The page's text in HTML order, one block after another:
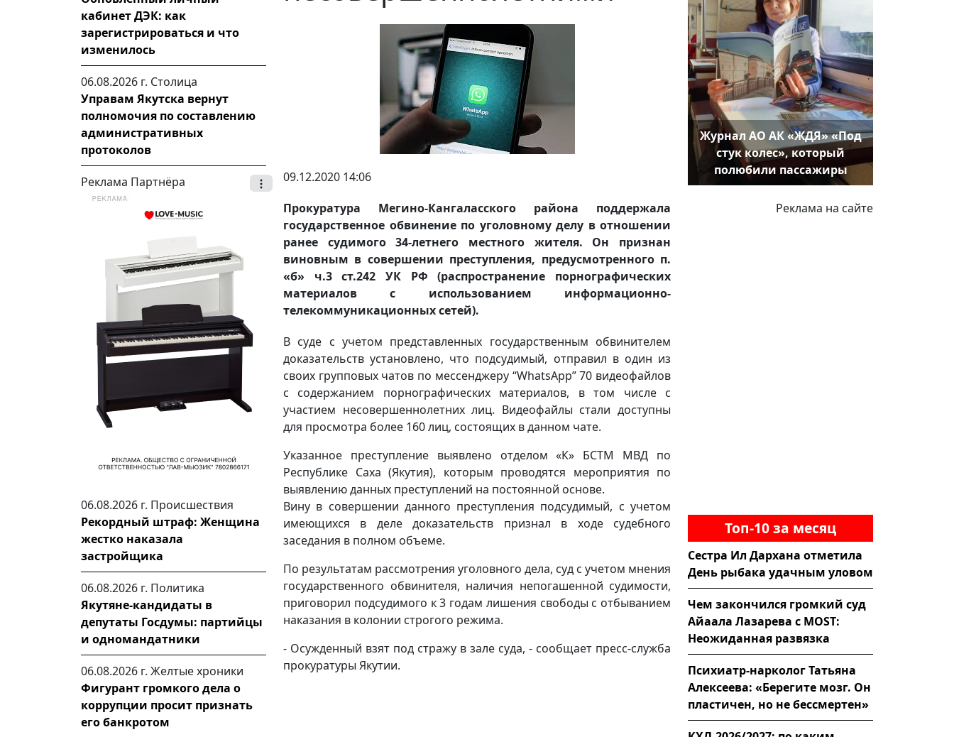
кабинет ДЭК: как
зарегистрироваться и что
изменилось
06.08.2026 г. Столица
Управам Якутска вернут
полномочия по составлению
административных
протоколов
Реклама Партнёра
06.08.2026 г. Происшествия
Рекордный штраф: Женщина
жестко наказала
застройщика
06.08.2026 г. Политика
Якутяне-кандидаты в
депутаты Госдумы: партийцы
и одномандатники
06.08.2026 г. Желтые хроники
Фигурант громкого дела о
коррупции просит признать
его банкротом
09.12.2020 14:06
Прокуратура Мегино-Кангаласского района поддержала
государственное обвинение по уголовному делу в отношении
ранее судимого 34-летнего местного жителя. Он признан
виновным в совершении преступления, предусмотренного п.
«б» ч.3 ст.242 УК РФ (распространение порнографических
материалов с использованием информационно-
телекоммуникационных сетей).
В суде с учетом представленных государственным обвинителем
доказательств установлено, что подсудимый, отправил в один из
своих групповых чатов по мессенджеру “WhatsApp” 70 видеофайлов
с содержанием порнографических материалов, в том числе с
участием несовершеннолетних лиц. Видеофайлы стали доступны
для просмотра более 160 лиц, состоящих в данном чате.
Указанное преступление выявлено отделом «К» БСТМ МВД по
Республике Саха (Якутия), которым проводятся мероприятия по
выявлению данных преступлений на постоянной основе.
Вину в совершении данного преступления подсудимый, с учетом
имеющихся в деле доказательств признал в ходе судебного
заседания в полном объеме.
По результатам рассмотрения уголовного дела, суд с учетом мнения
государственного обвинителя, наличия непогашенной судимости,
приговорил подсудимого к 3 годам лишения свободы с отбыванием
наказания в колонии строгого режима.
- Осужденный взят под стражу в зале суда, - сообщает пресс-служба
прокуратуры Якутии.
Журнал АО АК «ЖДЯ» «Под
стук колес», который
полюбили пассажиры
Реклама на сайте
Топ-10 за месяц
Сестра Ил Дархана отметила
День рыбака удачным уловом
Чем закончился громкий суд
Айаала Лазарева с MOST:
Неожиданная развязка
Психиатр-нарколог Татьяна
Алексеева: «Берегите мозг. Он
пластичен, но не бессмертен»